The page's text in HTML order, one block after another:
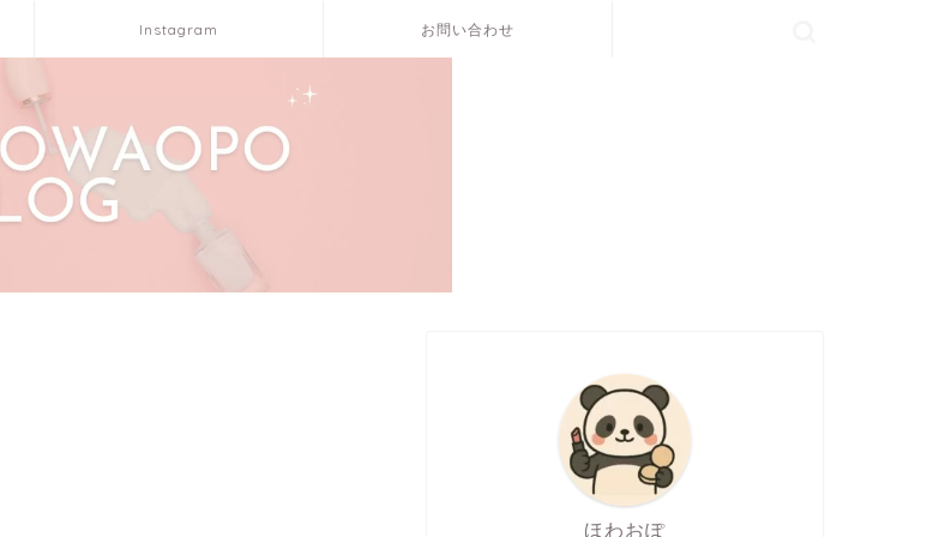
Instagram お問い合わせ
ほわおぽ